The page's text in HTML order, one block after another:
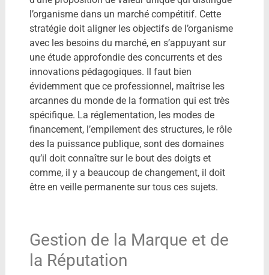
l’organisme dans un marché compétitif. Cette
stratégie doit aligner les objectifs de l’organisme
avec les besoins du marché, en s’appuyant sur
une étude approfondie des concurrents et des
innovations pédagogiques. Il faut bien
évidemment que ce professionnel, maîtrise les
arcannes du monde de la formation qui est très
spécifique. La réglementation, les modes de
financement, l’empilement des structures, le rôle
des la puissance publique, sont des domaines
qu’il doit connaître sur le bout des doigts et
comme, il y a beaucoup de changement, il doit
être en veille permanente sur tous ces sujets.
Gestion de la Marque et de
la Réputation